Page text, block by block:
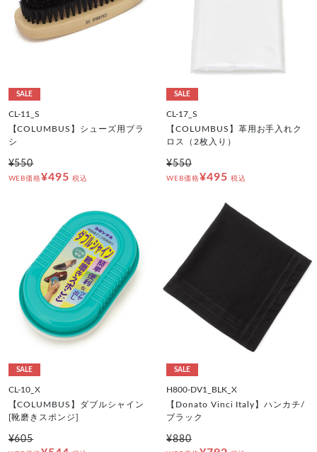
SALE
CL-11_S
【COLUMBUS】シューズ用ブラ
シ
¥550
WEB価格¥495 税込
SALE
CL-17_S
【COLUMBUS】革用お手入れク
ロス（2枚入り）
¥550
WEB価格¥495 税込
SALE
CL-10_X
【COLUMBUS】ダブルシャイン
[靴磨きスポンジ]
¥605
SALE
H800-DV1_BLK_X
【Donato Vinci Italy】ハンカチ/
ブラック
¥880